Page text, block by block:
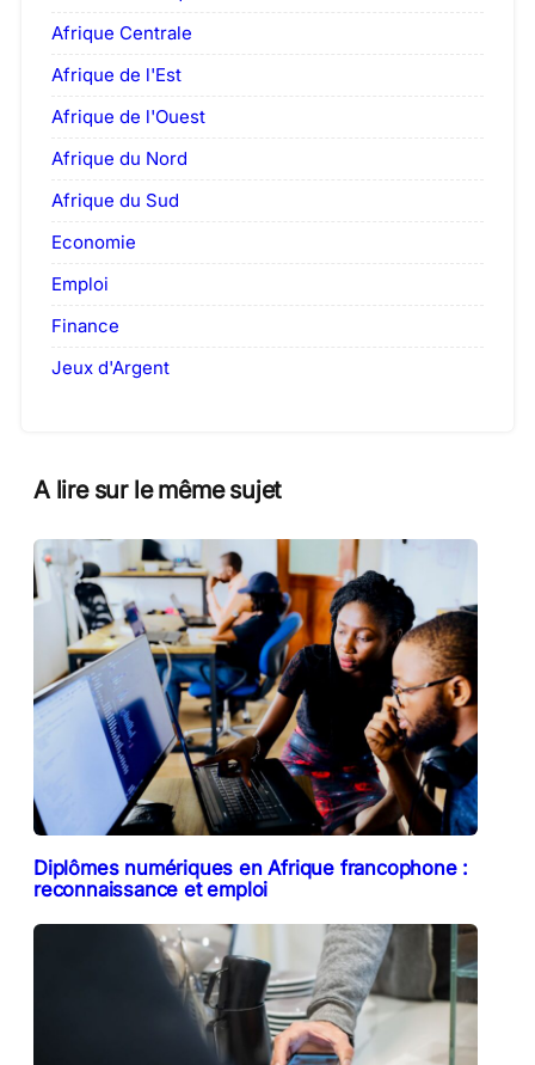
Afrique Centrale
Afrique de l'Est
Afrique de l'Ouest
Afrique du Nord
Afrique du Sud
Economie
Emploi
Finance
Jeux d'Argent
A lire sur le même sujet
Diplômes numériques en Afrique francophone :
reconnaissance et emploi